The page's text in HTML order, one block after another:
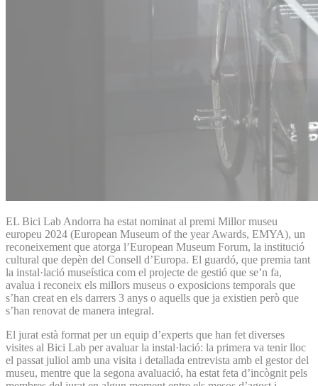
EL Bici Lab Andorra ha estat nominat al premi Millor museu
europeu 2024 (European Museum of the year Awards, EMYA), un
reconeixement que atorga l’European Museum Forum, la institució
cultural que depèn del Consell d’Europa. El guardó, que premia tant
la instal·lació museística com el projecte de gestió que se’n fa,
avalua i reconeix els millors museus o exposicions temporals que
s’han creat en els darrers 3 anys o aquells que ja existien però que
s’han renovat de manera integral.
El jurat està format per un equip d’experts que han fet diverses
visites al Bici Lab per avaluar la instal·lació: la primera va tenir lloc
el passat juliol amb una visita i detallada entrevista amb el gestor del
museu, mentre que la segona avaluació, ha estat feta d’incògnit pels